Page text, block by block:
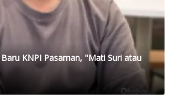
KNPI Pasaman, "Mati Suri atau